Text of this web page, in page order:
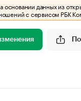
данных из
с сервисом РБК